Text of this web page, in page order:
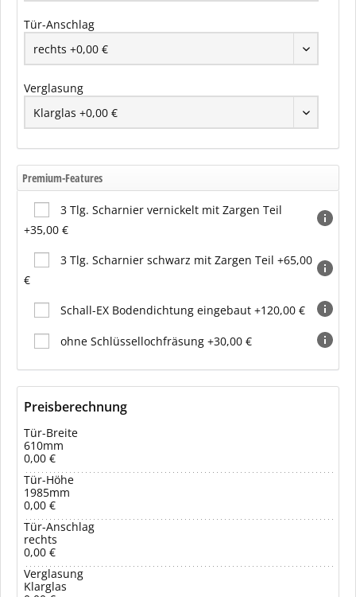
Tür-Anschlag
Verglasung
Premium-Features
3 Tlg. Scharnier vernickelt mit Zargen Teil
+35,00 €
3 Tlg. Scharnier schwarz mit Zargen Teil +65,00
€
Schall-EX Bodendichtung eingebaut +120,00 €
ohne Schlüssellochfräsung +30,00 €
Preisberechnung
Tür-Breite
610mm
0,00 €
Tür-Höhe
1985mm
0,00 €
Tür-Anschlag
rechts
0,00 €
Verglasung
Klarglas